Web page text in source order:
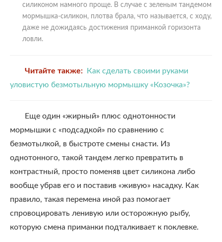
силиконом намного проще. В случае с зеленым тандемом
мормышка-силикон, плотва брала, что называется, с ходу,
даже не дожидаясь достижения приманкой горизонта
ловли.
Читайте также:
Как сделать своими руками
уловистую безмотыльную мормышку «Козочка»?
Еще один «жирный» плюс однотонности
мормышки с «подсадкой» по сравнению с
безмотылкой, в быстроте смены снасти. Из
однотонного, такой тандем легко превратить в
контрастный, просто поменяв цвет силикона либо
вообще убрав его и поставив «живую» насадку. Как
правило, такая перемена иной раз помогает
спровоцировать ленивую или осторожную рыбу,
которую смена приманки подталкивает к поклевке.